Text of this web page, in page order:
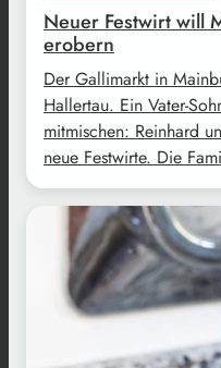
Neuer Festwirt will
erobern
Der Gallimarkt in
Hallertau. Ein Vater-
mitmischen: Reinhard
neue Festwirte. Die